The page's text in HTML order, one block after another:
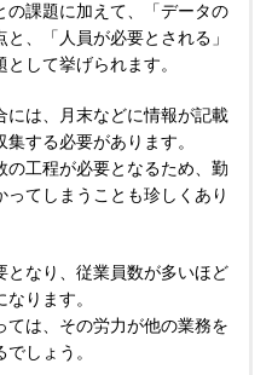
の課題に加えて、「データの
、「人員が必要とされる」
して挙げられます。
には、月末などに情報が記載
する必要があります。
の工程が必要となるため、勤
てしまうことも珍しくあり
となり、従業員数が多いほど
ります。
ては、その労力が他の業務を
しょう。